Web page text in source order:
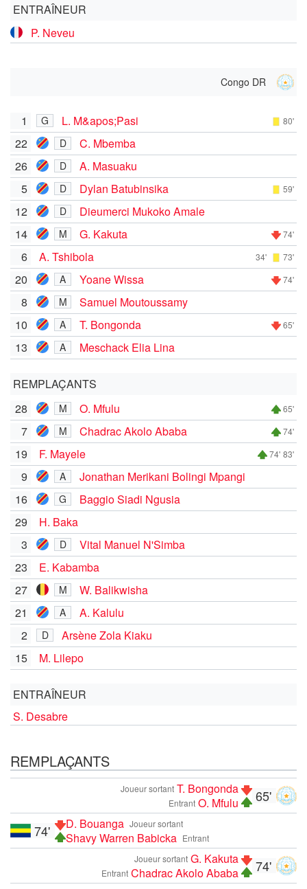
ENTRAÎNEUR
P. Neveu
Congo DR
1 G L. M&apos;Pasi 80'
22 D
C. Mbemba
26
D
A. Masuaku
5
D Dylan Batubinsika 59'
12 D
Dieumerci Mukoko Amale
14
M G. Kakuta 74'
6 A. Tshibola 34' 73'
20 A Yoane Wissa 74'
8 M
Samuel Moutoussamy
10
A T. Bongonda 65'
13 A Meschack Elia Lina
REMPLAÇANTS
28
M O. Mfulu 65'
7 M Chadrac Akolo Ababa 74'
19 F. Mayele 74' 83'
9 A
Jonathan Merikani Bolingi Mpangi
16
G
Baggio Siadi Ngusia
29
H. Baka
3
D
Vital Manuel N'Simba
23
E. Kabamba
27
M
W. Balikwisha
21
A
A. Kalulu
2
D
Arsène Zola Kiaku
15
M. Lilepo
ENTRAÎNEUR
S. Desabre
REMPLAÇANTS
65'
Joueur sortant T. Bongonda
Entrant O. Mfulu
Joueur sortant
D. Bouanga
Entrant
Shavy Warren Babicka
74'
74'
Joueur sortant G. Kakuta
Entrant Chadrac Akolo Ababa